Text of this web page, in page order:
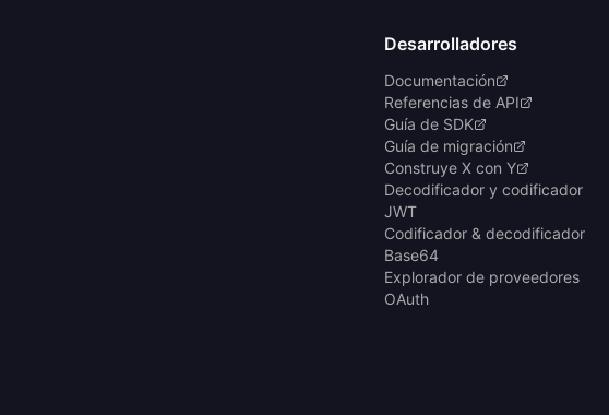
Desarrolladores
Documentación
Referencias de API
Guía de SDK
Guía de migración
Construye X con Y
Decodificador y codificador
JWT
Codificador & decodificador
Base64
Explorador de proveedores
OAuth